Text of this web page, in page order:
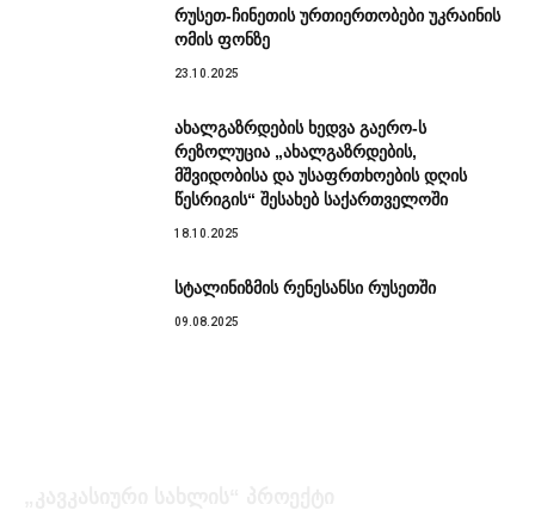
რუსეთ-ჩინეთის ურთიერთობები უკრაინის
ომის ფონზე
23.10.2025
ახალგაზრდების ხედვა გაერო-ს
რეზოლუცია „ახალგაზრდების,
მშვიდობისა და უსაფრთხოების დღის
წესრიგის“ შესახებ საქართველოში
18.10.2025
სტალინიზმის რენესანსი რუსეთში
09.08.2025